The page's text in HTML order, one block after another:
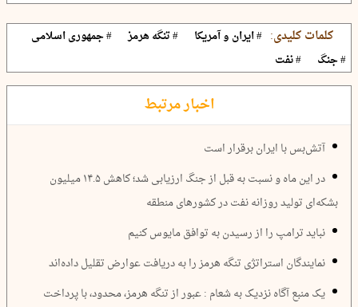
کلمات کلیدی: # ایران و آمریکا # تنگه هرمز
# جمهوری اسلامی
# جنگ
# نفت
اخبار مرتبط
آتش‌بس با ایران برقرار است
در این ماه و نسبت به قبل از جنگ ارزیابی شد؛ کاهش ۱۴.۵ میلیون
بشکه‌ای تولید روزانه نفت در کشورهای منطقه
نباید ترامپ را از رسیدن به توافق مایوس کنیم
نمایندگان استراتژی تنگه هرمز را به دریافت عوارض تقلیل داده‌اند
یک منبع آگاه نزدیک به شعام : عبور از تنگه هرمز، محدود، با پرداخت